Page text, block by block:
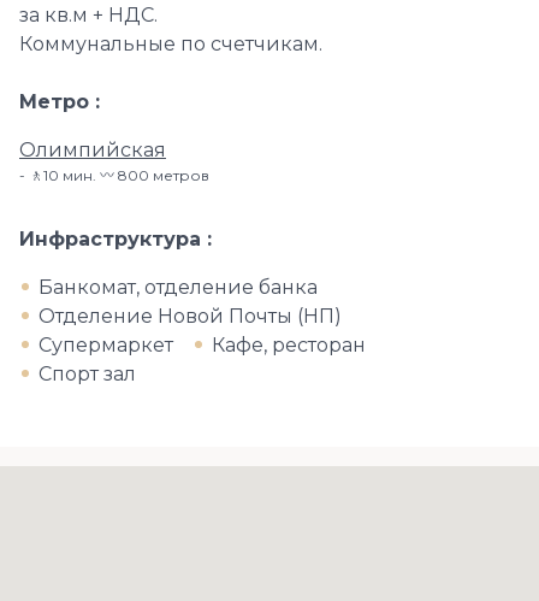
за кв.м + НДС.
Коммунальные по счетчикам.
Метро
Олимпийская
🚶10 мин. 〰️ 800 метров
Инфраструктура
Банкомат, отделение банка
Отделение Новой Почты (НП)
Супермаркет
Кафе, ресторан
Спорт зал